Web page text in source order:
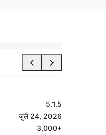
5.1.5
जुलै 24, 2026
3,000+